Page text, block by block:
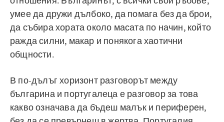
умее да дружи дълбоко, да помага без да брои,
да събира хората около масата по начин, който
ражда силни, макар и понякога хаотични
общности.
В по-дълъг хоризонт разговорът между
българина и португалеца е разговор за това
какво означава да бъдеш малък и периферен,